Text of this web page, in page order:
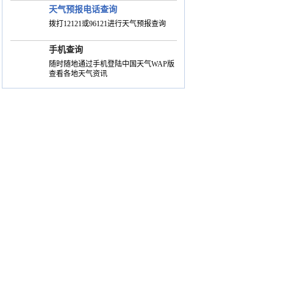
天气预报电话查询
拨打12121或96121进行天气预报查询
手机查询
随时随地通过手机登陆中国天气WAP版
查看各地天气资讯